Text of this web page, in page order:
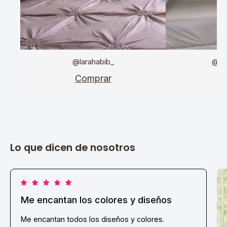
@larahabib_
Comprar
Lo que dicen de nosotros
Me encantan los colores y diseños
Me encantan todos los diseños y colores.